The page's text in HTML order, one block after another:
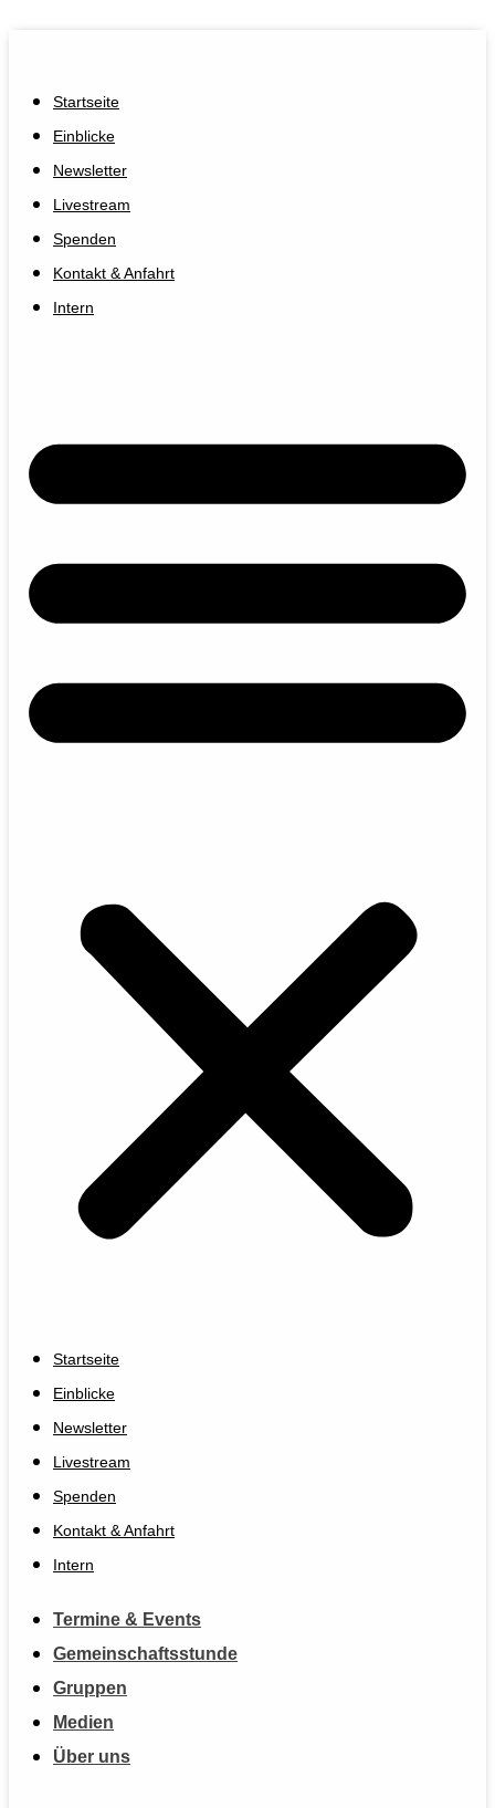
Startseite
Einblicke
Newsletter
Livestream
Spenden
Kontakt & Anfahrt
Intern
Startseite
Einblicke
Newsletter
Livestream
Spenden
Kontakt & Anfahrt
Intern
Termine & Events
Gemeinschaftsstunde
Gruppen
Medien
Über uns